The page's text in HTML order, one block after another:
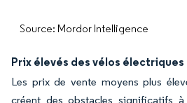
Source: Mordor Intelligence
Prix élevés des vélos
Les prix de vente moyens plus
créent des obstacles significatifs